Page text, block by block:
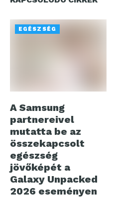
EGÉSZSÉG
A Samsung
partnereivel
mutatta be az
összekapcsolt
egészség
jövőképét a
Galaxy Unpacked
2026 eseményen